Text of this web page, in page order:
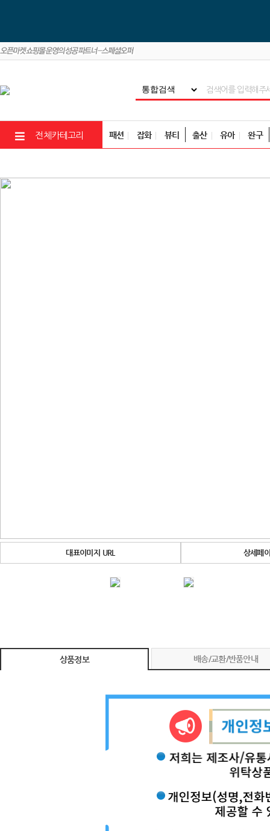
전체카테고리 패션 잡화 뷰티 출산 유아 완구
대표이미지 URL 상세페
상품정보 배송/교환/반품안내